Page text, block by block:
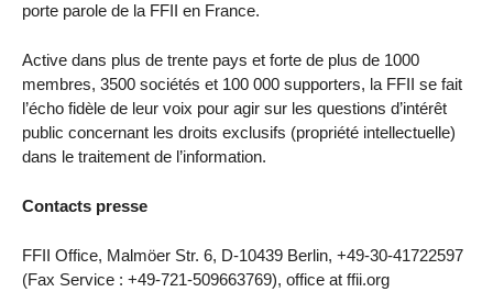
porte parole de la FFII en France.
Active dans plus de trente pays et forte de plus de 1000
membres, 3500 sociétés et 100 000 supporters, la FFII se fait
l’écho fidèle de leur voix pour agir sur les questions d’intérêt
public concernant les droits exclusifs (propriété intellectuelle)
dans le traitement de l’information.
Contacts presse
FFII Office, Malmöer Str. 6, D-10439 Berlin, +49-30-41722597
(Fax Service : +49-721-509663769), office at ffii.org